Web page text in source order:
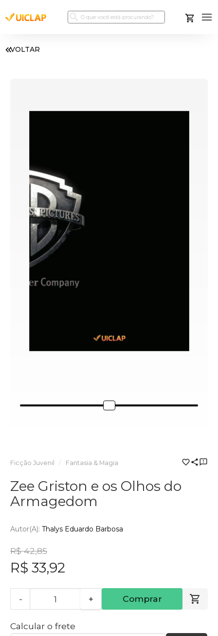
VOLTAR
Ficção Juvenil Fantasia & Magia
Zee Griston e os Olhos do
Armagedom
Autor(a): Thalys Eduardo Barbosa
R$ 42,85
R$ 33,92
- + Comprar
Calcular o frete